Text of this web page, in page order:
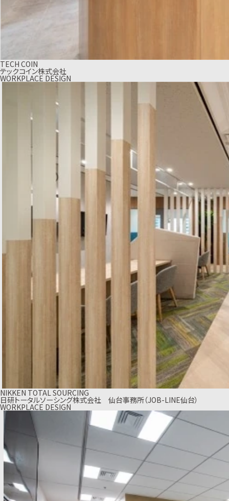
TECH COIN
テックコイン株式会社
WORKPLACE DESIGN
NIKKEN TOTAL SOURCING
日研トータルソーシング株式会社 仙台事務所（JOB-LINE仙台）
WORKPLACE DESIGN